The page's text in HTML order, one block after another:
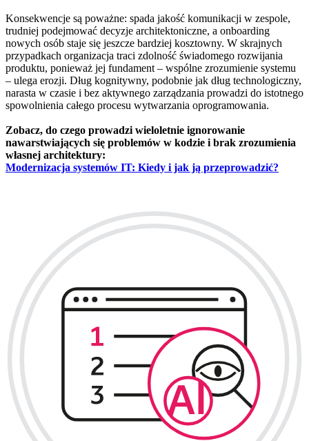
Konsekwencje są poważne: spada jakość komunikacji w zespole,
trudniej podejmować decyzje architektoniczne, a onboarding
nowych osób staje się jeszcze bardziej kosztowny. W skrajnych
przypadkach organizacja traci zdolność świadomego rozwijania
produktu, ponieważ jej fundament – wspólne zrozumienie systemu
– ulega erozji. Dług kognitywny, podobnie jak dług technologiczny,
narasta w czasie i bez aktywnego zarządzania prowadzi do istotnego
spowolnienia całego procesu wytwarzania oprogramowania.
Zobacz, do czego prowadzi wieloletnie ignorowanie
nawarstwiających się problemów w kodzie i brak zrozumienia
własnej architektury:
Modernizacja systemów IT: Kiedy i jak ją przeprowadzić?